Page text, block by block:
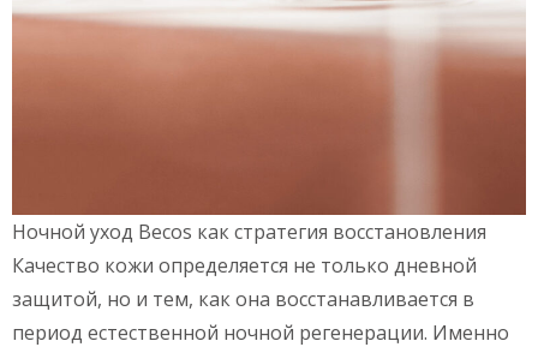
Ночной уход Becos как стратегия восстановления
Качество кожи определяется не только дневной
защитой, но и тем, как она восстанавливается в
период естественной ночной регенерации. Именно